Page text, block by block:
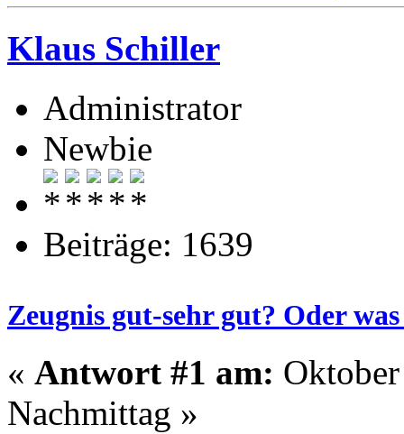
Klaus Schiller
Administrator
Newbie
Beiträge: 1639
Zeugnis gut-sehr gut? Oder
« Antwort #1 am:
Nachmittag »